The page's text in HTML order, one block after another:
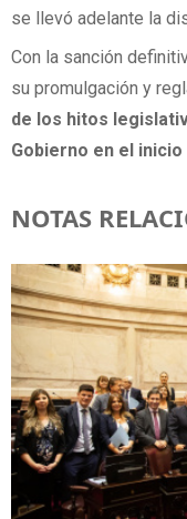
se llevó adelante la
Con la sanción
su promulgación y
de los hitos
Gobierno en el inicio
NOTAS